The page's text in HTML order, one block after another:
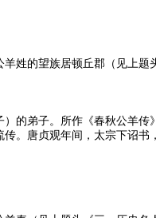
姓的望族居顿丘郡（见上题
的弟子。所作《春秋公羊
。唐贞观年间，太宗下诏书